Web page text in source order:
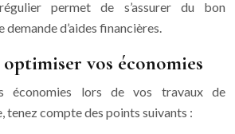
permet de s’assurer du bon
d’aides financières.
vos économies
économies lors de vos travaux de
tenez compte des points suivants :